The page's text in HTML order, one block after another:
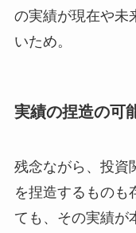
の実績が現在や未
いため。
実績の捏造の可
残念ながら、投資
を捏造するものも
ても、その実績が